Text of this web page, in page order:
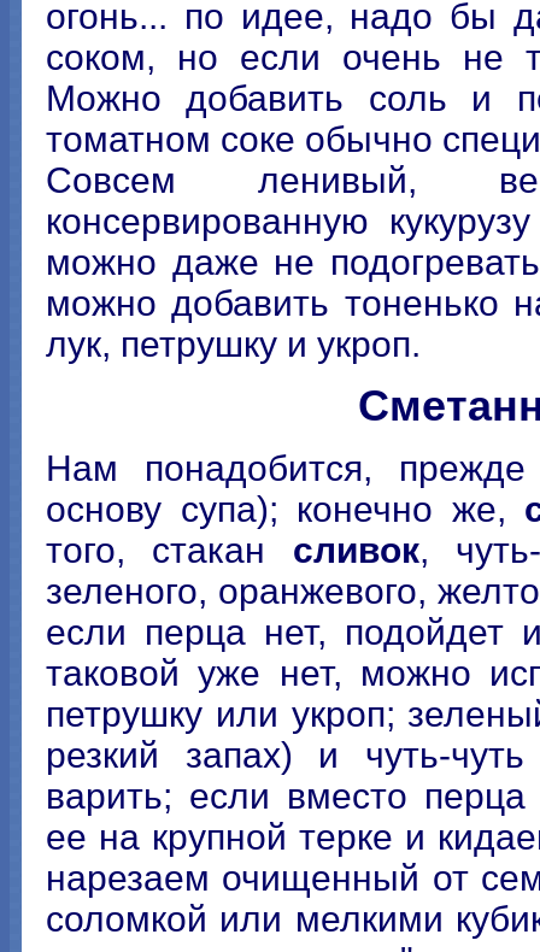
огонь... по идее, надо бы
соком, но если очень не
Можно добавить соль и
томатном соке обычно
Совсем ленивый,
консервированную
можно даже не
можно добавить тоненько
лук, петрушку и укроп.
Нам понадобится,
основу супа); конечно же,
того, стакан сливок,
зеленого, оранжевого,
если перца нет, подойдет
таковой уже нет, можно
петрушку или укроп;
резкий запах) и чуть-
варить; если вместо перца
ее на крупной терке и
нарезаем очищенный от
соломкой или мелкими